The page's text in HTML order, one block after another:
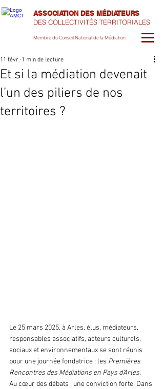
ASSOCIATION DES MÉDIATEURS
DES COLLECTIVITÉS TERRITORIALES
Membre du Conseil National de la Médiation
Et si la médiation devenait
l’un des piliers de nos
territoires ?
11 févr. 1 min de lecture
Le 25 mars 2025, à Arles, élus, médiateurs,
responsables associatifs, acteurs culturels,
sociaux et environnementaux se sont réunis
pour une journée fondatrice : les Premières
Rencontres des Médiations en Pays d’Arles.
Au cœur des débats : une conviction forte. Dans